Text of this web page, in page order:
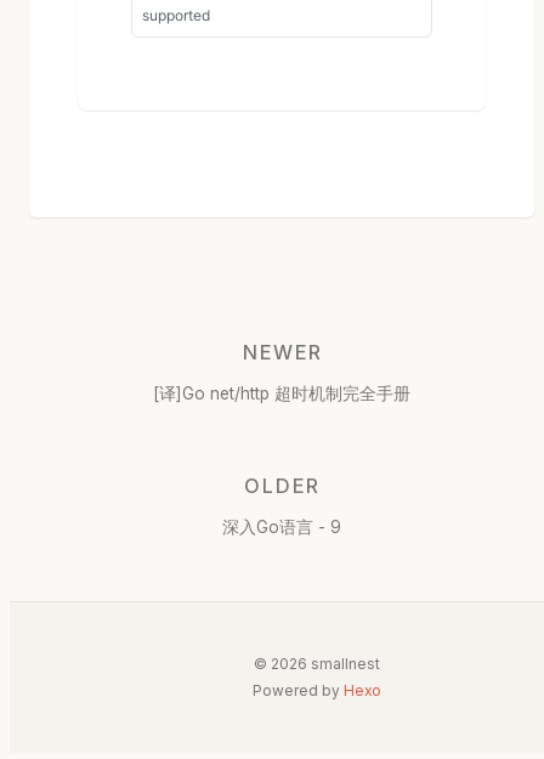
NEWER
[译]Go net/http 超时机制完全手册
OLDER
深入Go语言 - 9
© 2026 smallnest
Powered by Hexo